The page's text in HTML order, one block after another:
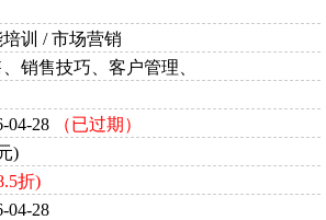
训 / 市场营销
销售技巧、客户管理、
04-28
（已过期）
)
折)
04-28